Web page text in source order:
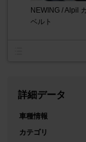
NEWING / Alpil
ベルト
詳細データ
車種情報
カテゴリ